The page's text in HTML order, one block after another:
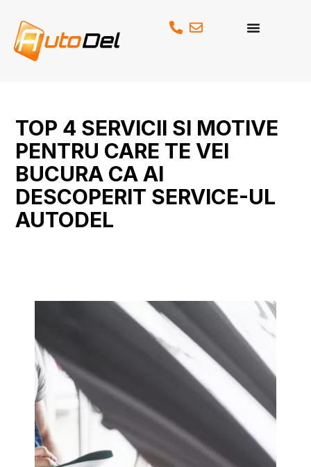
content
TOP 4 SERVICII SI MOTIVE
PENTRU CARE TE VEI
BUCURA CA AI
DESCOPERIT SERVICE-UL
AUTODEL